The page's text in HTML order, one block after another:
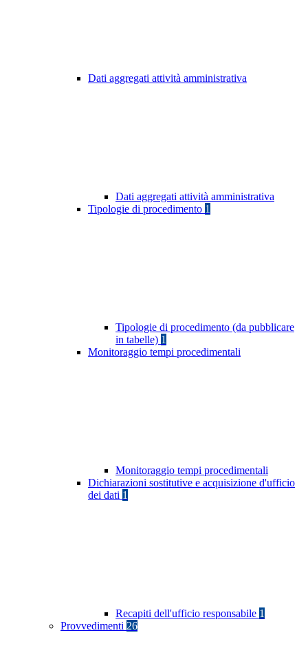
Dati aggregati attività amministrativa
Dati aggregati attività amministrativa
Tipologie di procedimento 1
Tipologie di procedimento (da pubblicare
in tabelle) 1
Monitoraggio tempi procedimentali
Monitoraggio tempi procedimentali
Dichiarazioni sostitutive e acquisizione d'ufficio
dei dati 1
Recapiti dell'ufficio responsabile 1
Provvedimenti 26